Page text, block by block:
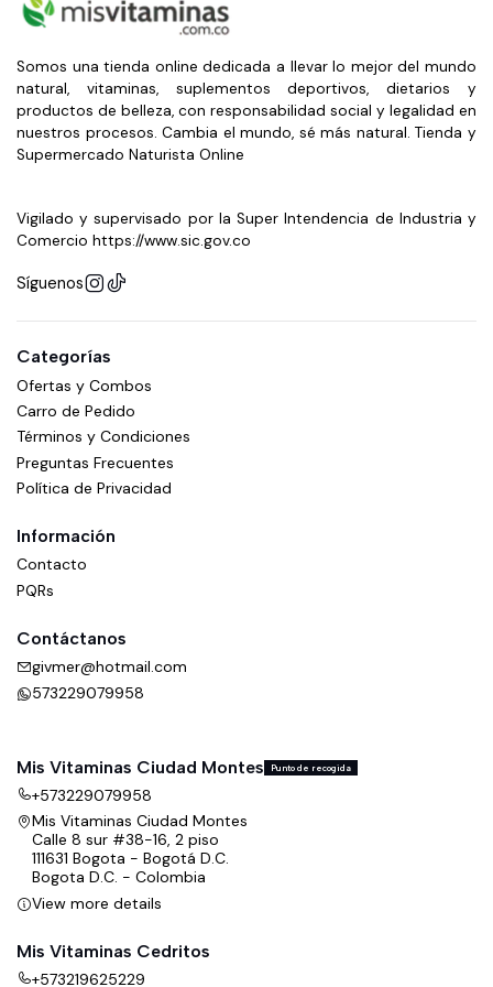
Consumir según las indicaciones del fabricante o bajo
recomendación de un profesional de la salud.
Información importante:
Registro Sanitario INVIMA SD2018-0004152.
Suplemento dietario. No es un medicamento y no sustituye
Conservar en un lugar fresco y seco.
Mantener fuera del alcance de los niños.
Somos una tienda online dedicada a llevar lo mejor del mundo
natural, vitaminas, suplementos deportivos, dietarios y
productos de belleza, con responsabilidad social y legalidad en
nuestros procesos. Cambia el mundo, sé más natural. Tienda y
Supermercado Naturista Online
Vigilado y supervisado por la Super Intendencia de Industria y
Comercio https://www.sic.gov.co
Síguenos
Categorías
Ofertas y Combos
Carro de Pedido
Términos y Condiciones
Preguntas Frecuentes
Política de Privacidad
Información
Contacto
PQRs
Contáctanos
givmer@hotmail.com
573229079958
Mis Vitaminas Ciudad Montes Punto de recogida
+573229079958
Mis Vitaminas Ciudad Montes
Calle 8 sur #38-16, 2 piso
111631 Bogota - Bogotá D.C.
Bogota D.C. - Colombia
View more details
Mis Vitaminas Cedritos
+573219625229